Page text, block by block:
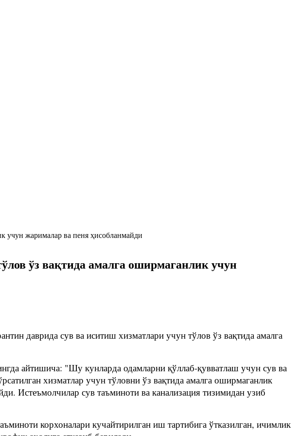
ўз вақтида амалга оширмаганлик учун
даврида сув ва иситиш хизматлари учун тўлов ўз вақтида амалга
айтишича: "Шу кунларда одамларни қўллаб-қувватлаш учун сув ва
хизматлар учун тўловни ўз вақтида амалга оширмаганлик
Истеъмолчилар сув таъминоти ва канализация тизимидан узиб
корхоналари кучайтирилган иш тартибига ўтказилган, ичимлик